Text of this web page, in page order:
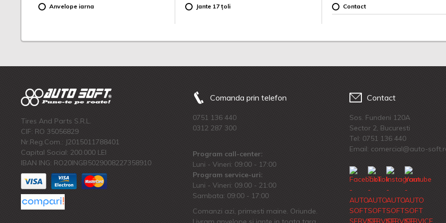
Anvelope iarna Jante 17 țoli Contact
Tires And Parts S.R.L.
CIF: RO 35056829
Nr.Reg.Com.: J2015011788401
Capital Social: 200.000 LEI
IBAN ING: RO20INGB5029008227358910
Comanda prin telefon
0751 136 440
0312 287 300
Program call-center:
Luni - Vineri: 09:00 - 17:00
Program service-uri:
Luni - Vineri: 09.00 - 21:00
Sambata: 09:00 - 17:00
Comanzi azi, primesti maine. Oriunde.
Contact
Sos. Fundeni 120A
Sector 2, Bucuresti
Tel: 0751 136 440
Email: comercial@auto-